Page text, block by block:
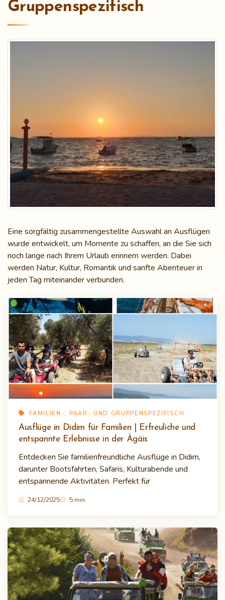
Gruppenspezifisch
Eine sorgfältig zusammengestellte Auswahl an Ausflügen
wurde entwickelt, um Momente zu schaffen, an die Sie sich
noch lange nach Ihrem Urlaub erinnern werden. Dabei
werden Natur, Kultur, Romantik und sanfte Abenteuer in
jeden Tag miteinander verbunden.
FAMILIEN-, PAAR- UND GRUPPENSPEZIFISCH
Ausflüge in Didim für Familien | Erfreuliche und
entspannte Erlebnisse in der Ägäis
Entdecken Sie familienfreundliche Ausflüge in Didim,
darunter Bootsfahrten, Safaris, Kulturabende und
entspannende Aktivitäten. Perfekt für
24/12/2025 5 min.